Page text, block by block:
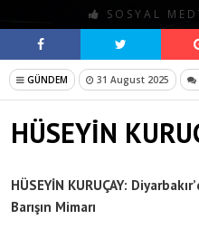
SOSYAL
GÜNDEM 31 August 2025
HÜSEYİN
HÜSEYİN KURUÇAY:
Barışın Mimarı